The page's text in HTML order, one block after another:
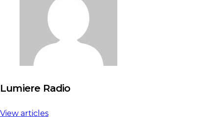
Lumiere Radio
View articles